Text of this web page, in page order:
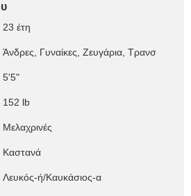
23 έτη
Άνδρες, Γυναίκες, Zευγάρια, Τρανσ
5'5"
152 lb
Μελαχρινές
Καστανά
Λευκός-ή/Καυκάσιος-α